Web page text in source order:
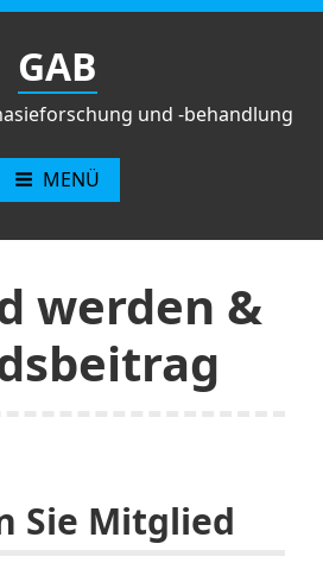
GAB
und -behandlung
MENÜ
werden &
Sie Mitglied